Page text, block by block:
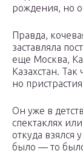
рождения, но
Правда,
заставляла
еще Москва,
Казахстан.
но
Он уже в
спектаклях
откуда взялся
было — то